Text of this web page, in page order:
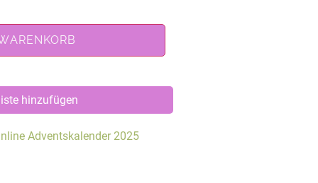
hinzufügen
Adventskalender 2025